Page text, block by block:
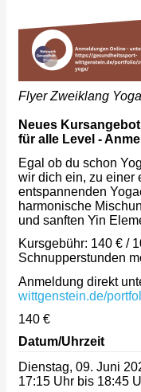
Flyer Zweiklang Yoga
Neues
für alle Level -
Egal ob du schon
wir dich ein, zu einer
entspannenden
harmonische
und sanften Yin
Kursgebühr: 140 € /
Schnupperstunden
Anmeldung direkt
wittgenstein.de/
140 €
Datum/Uhrzeit
Dienstag, 09. Juni
17:15 Uhr bis 18:45